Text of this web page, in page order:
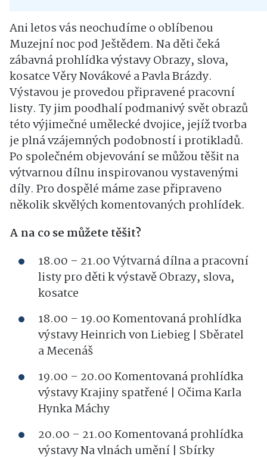
Ani letos vás neochudíme o oblíbenou
Muzejní noc pod Ještědem. Na děti čeká
zábavná prohlídka výstavyObrazy, slova,
kosatceVěry Novákové a Pavla Brázdy.
Výstavou je provedou připravené pracovní
listy. Ty jim poodhalí podmanivý svět obrazů
této výjimečné umělecké dvojice, jejíž tvorba
je plná vzájemných podobností i protikladů.
Po společném objevování se můžou těšit na
výtvarnou dílnu inspirovanou vystavenými
díly. Pro dospělé máme zase připraveno
několik skvělých komentovaných prohlídek.
A na co se můžete těšit?
18.00 – 21.00Výtvarná dílna a pracovní
listy pro děti k výstavě Obrazy, slova,
kosatce
18.00 – 19.00Komentovaná prohlídka
výstavy Heinrich von Liebieg | Sběratel
a Mecenáš
19.00 – 20.00Komentovaná prohlídka
výstavy Krajiny spatřené | Očima Karla
Hynka Máchy
20.00 – 21.00Komentovaná prohlídka
výstavy Na vlnách umění | Sbírky